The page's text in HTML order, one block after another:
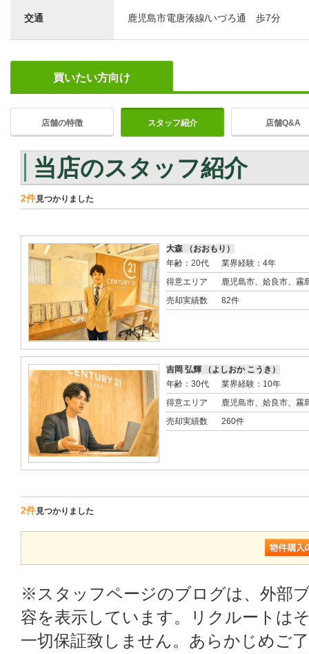
交通 鹿児島市電唐湊線/いづろ通 歩7分
買いたい方向け
店舗の特徴 スタッフ紹介 店舗Q&A
当店のスタッフ紹介
2件見つかりました
大森 （おおもり）
年齢：20代
業界経験：4年
得意エリア
鹿児島市、姶良市、霧
売却実績数
82件
吉岡 弘輝 （よしおか こうき）
年齢：30代
業界経験：10年
得意エリア
鹿児島市、姶良市、霧
売却実績数
260件
2件見つかりました
※スタッフページのブログは、外部
容を表示しています。リクルートは
一切保証致しません。あらかじめご